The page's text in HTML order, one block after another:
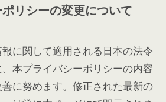
リシーの変更について
に関して適用される日本の法令
本プライバシーポリシーの内容
に努めます。修正された最新の